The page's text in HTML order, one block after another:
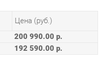
192 590.00 р.